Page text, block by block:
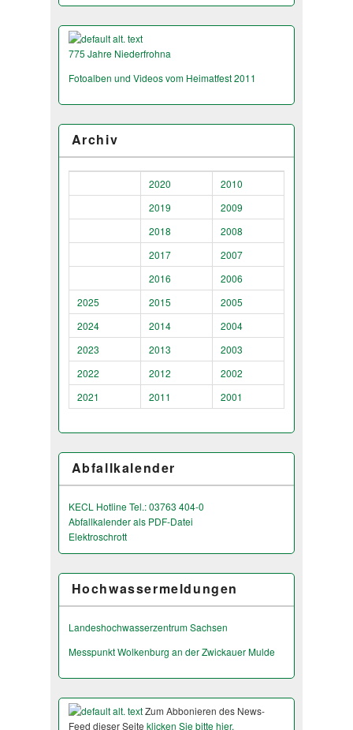
775 Jahre Niederfrohna
Fotoalben und Videos vom Heimatfest 2011
Archiv
2020
2010
2019
2009
2018
2008
2017
2007
2016
2006
2025
2015
2005
2024
2014
2004
2023
2013
2003
2022
2012
2002
2021
2011 2001
Abfallkalender
KECL Hotline Tel.: 03763 404-0
Abfallkalender als PDF-Datei
Elektroschrott
Hochwassermeldungen
Landeshochwas­serzentrum Sachsen
Messpunkt Wolkenburg an der Zwickauer Mulde
Zum Abbonieren des News-
Feed dieser Seite klicken Sie bitte hier.